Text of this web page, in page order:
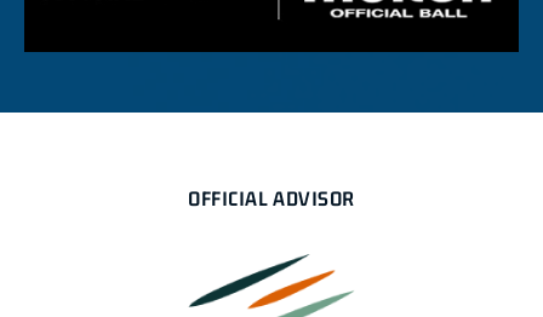
OFFICIAL ADVISOR